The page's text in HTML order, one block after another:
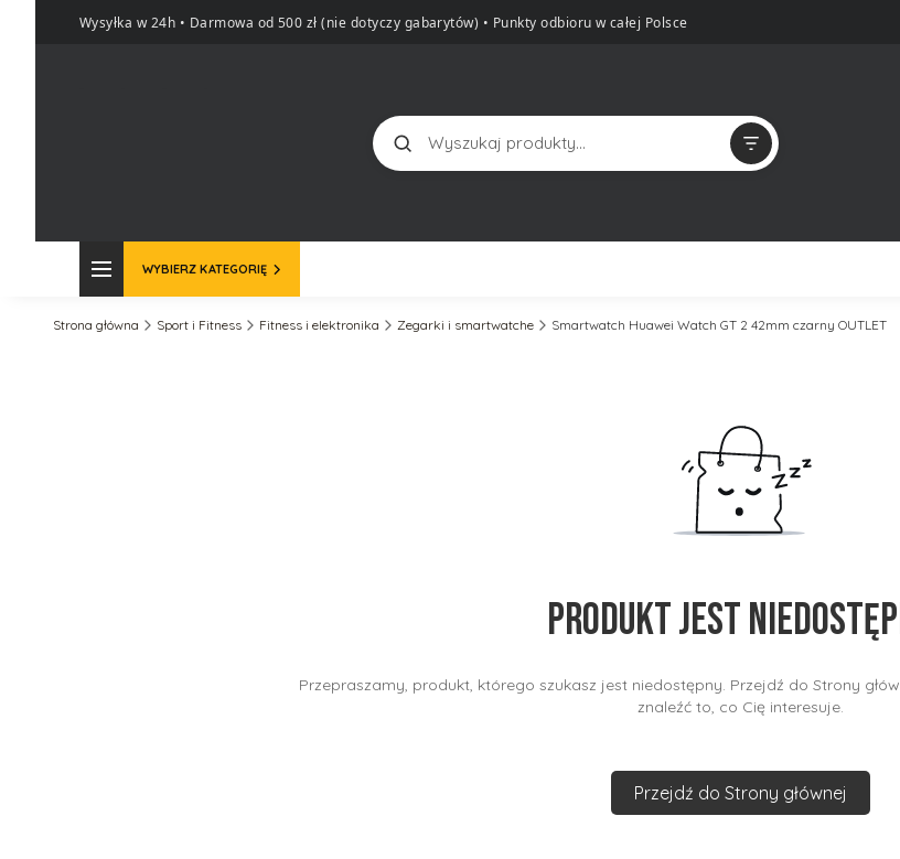
Wysyłka w 24h • Darmowa od 500 zł (nie dotyczy gabarytów) • Punkty odbioru w całej Polsce
Szukaj
WYBIERZ KATEGORIĘ
Strona główna Sport i Fitness Fitness i elektronika Zegarki i smartwatche Smartwatch Huawei Watch GT 2 42mm czarny OUTLET
Produkt jest
Przepraszamy, produkt, którego szukasz jest niedostępny. Przejdź do Strony
znaleźć to, co Cię interesuje.
Przejdź do Strony głównej